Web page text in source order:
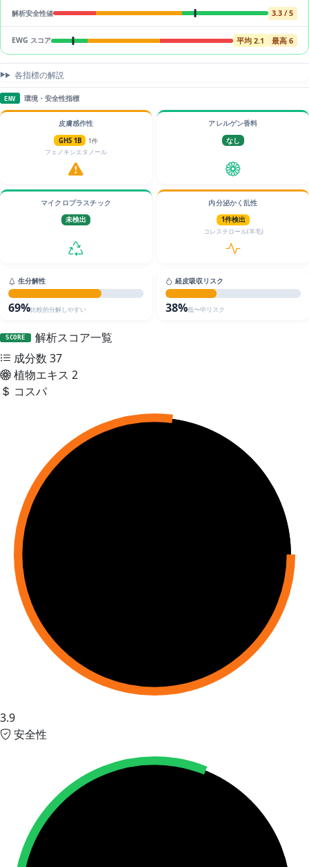
解析安全性値 3.3 / 5
EWG スコア 平均 2.1 最高 6
各指標の解説
ENV 環境・安全性指標
皮膚感作性
GHS 1B
1件
フェノキシエタノール
アレルゲン香料
なし
マイクロプラスチック
未検出
内分泌かく乱性
1件検出
コレステロール(羊毛)
生分解性
69%比較的分解しやすい
経皮吸収リスク
38%低〜中リスク
SCORE
解析スコア一覧
成分数 37
植物エキス 2
コスパ
3.9
安全性